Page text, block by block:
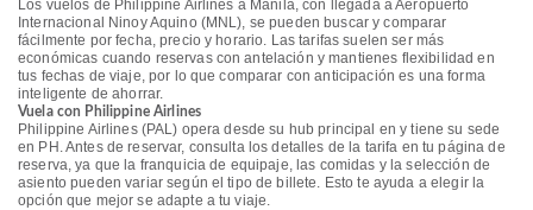
Los vuelos de Philippine Airlines a Manila, con llegada a Aeropuerto
Internacional Ninoy Aquino (MNL), se pueden buscar y comparar
fácilmente por fecha, precio y horario. Las tarifas suelen ser más
económicas cuando reservas con antelación y mantienes flexibilidad en
tus fechas de viaje, por lo que comparar con anticipación es una forma
inteligente de ahorrar.
Vuela con Philippine Airlines
Philippine Airlines (PAL) opera desde su hub principal en y tiene su sede
en PH. Antes de reservar, consulta los detalles de la tarifa en tu página de
reserva, ya que la franquicia de equipaje, las comidas y la selección de
asiento pueden variar según el tipo de billete. Esto te ayuda a elegir la
opción que mejor se adapte a tu viaje.